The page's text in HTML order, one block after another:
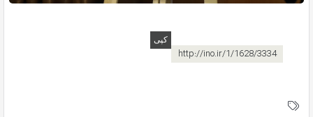
http://ino.ir/1/1628/3334